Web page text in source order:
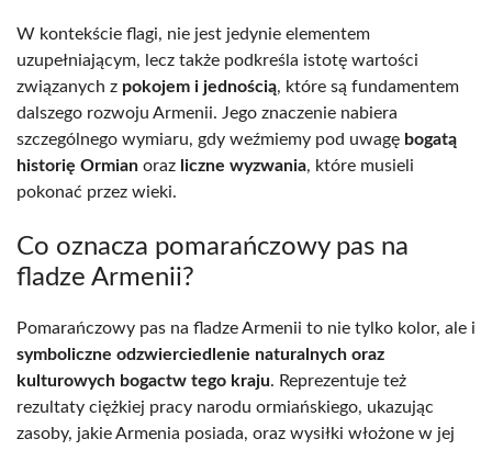
W kontekście flagi, nie jest jedynie elementem
uzupełniającym, lecz także podkreśla istotę wartości
związanych z pokojem i jednością, które są fundamentem
dalszego rozwoju Armenii. Jego znaczenie nabiera
szczególnego wymiaru, gdy weźmiemy pod uwagę bogatą
historię Ormian oraz liczne wyzwania, które musieli
pokonać przez wieki.
Co oznacza pomarańczowy pas na
fladze Armenii?
Pomarańczowy pas na fladze Armenii to nie tylko kolor, ale i
symboliczne odzwierciedlenie naturalnych oraz
kulturowych bogactw tego kraju. Reprezentuje też
rezultaty ciężkiej pracy narodu ormiańskiego, ukazując
zasoby, jakie Armenia posiada, oraz wysiłki włożone w jej